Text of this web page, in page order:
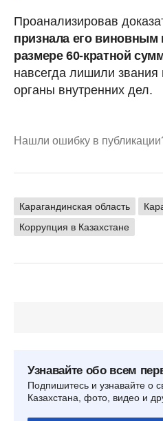
Проанализировав
признала его
размере 60-кратной
навсегда лишили звания
органы внутренних дел.
Нашли ошибку в
Карагандинская область
Коррупция в Казахстане
Узнавайте обо всем
Подпишитесь и узнавайте о
Казахстана, фото, видео и